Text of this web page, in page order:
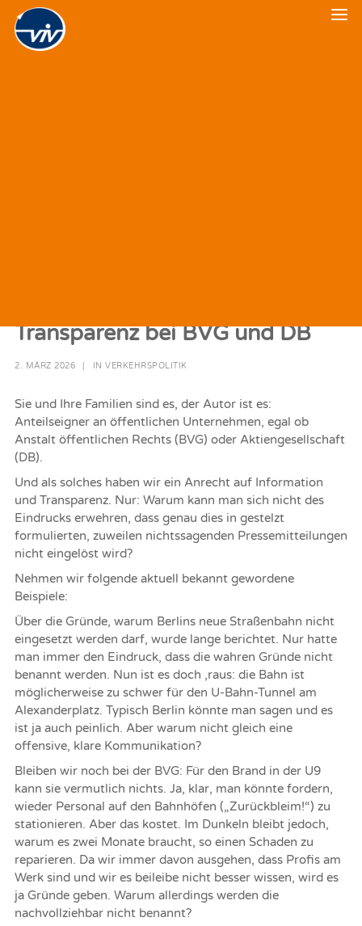
Transparenz bei BVG und DB
2. MÄRZ 2026 IN VERKEHRSPOLITIK
Sie und Ihre Familien sind es, der Autor ist es:
Anteilseigner an öffentlichen Unternehmen, egal ob
Anstalt öffentlichen Rechts (BVG) oder Aktiengesellschaft
(DB).
Und als solches haben wir ein Anrecht auf Information
und Transparenz. Nur: Warum kann man sich nicht des
Eindrucks erwehren, dass genau dies in gestelzt
formulierten, zuweilen nichtssagenden Pressemitteilungen
nicht eingelöst wird?
Nehmen wir folgende aktuell bekannt gewordene
Beispiele:
Über die Gründe, warum Berlins neue Straßenbahn nicht
eingesetzt werden darf, wurde lange berichtet. Nur hatte
man immer den Eindruck, dass die wahren Gründe nicht
benannt werden. Nun ist es doch ‚raus: die Bahn ist
möglicherweise zu schwer für den U-Bahn-Tunnel am
Alexanderplatz. Typisch Berlin könnte man sagen und es
ist ja auch peinlich. Aber warum nicht gleich eine
offensive, klare Kommunikation?
Bleiben wir noch bei der BVG: Für den Brand in der U9
kann sie vermutlich nichts. Ja, klar, man könnte fordern,
wieder Personal auf den Bahnhöfen („Zurückbleim!“) zu
stationieren. Aber das kostet. Im Dunkeln bleibt jedoch,
warum es zwei Monate braucht, so einen Schaden zu
reparieren. Da wir immer davon ausgehen, dass Profis am
Werk sind und wir es beileibe nicht besser wissen, wird es
ja Gründe geben. Warum allerdings werden die
nachvollziehbar nicht benannt?